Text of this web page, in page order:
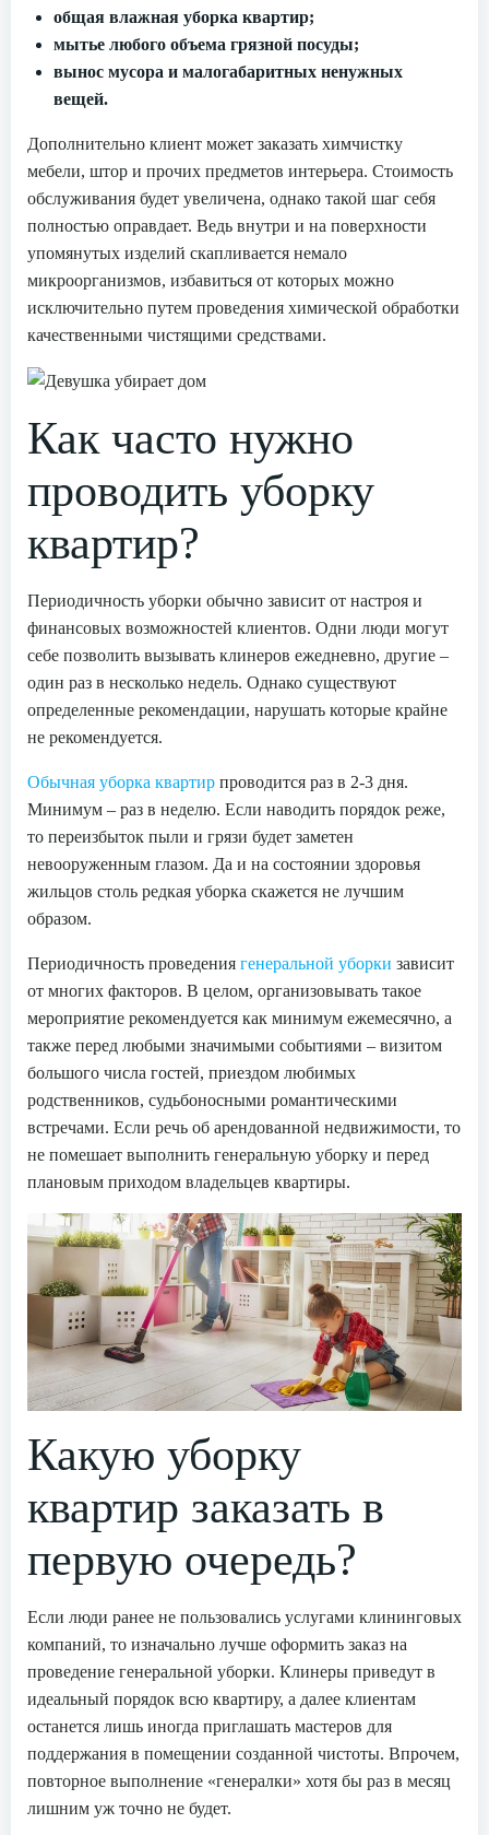
общая влажная уборка квартир;
мытье любого объема грязной посуды;
вынос мусора и малогабаритных ненужных
вещей.
Дополнительно клиент может заказать химчистку
мебели, штор и прочих предметов интерьера. Стоимость
обслуживания будет увеличена, однако такой шаг себя
полностью оправдает. Ведь внутри и на поверхности
упомянутых изделий скапливается немало
микроорганизмов, избавиться от которых можно
исключительно путем проведения химической обработки
качественными чистящими средствами.
Как часто нужно
проводить уборку
квартир?
Периодичность уборки обычно зависит от настроя и
финансовых возможностей клиентов. Одни люди могут
себе позволить вызывать клинеров ежедневно, другие –
один раз в несколько недель. Однако существуют
определенные рекомендации, нарушать которые крайне
не рекомендуется.
Обычная уборка квартир проводится раз в 2-3 дня.
Минимум – раз в неделю. Если наводить порядок реже,
то переизбыток пыли и грязи будет заметен
невооруженным глазом. Да и на состоянии здоровья
жильцов столь редкая уборка скажется не лучшим
образом.
Периодичность проведения генеральной уборки зависит
от многих факторов. В целом, организовывать такое
мероприятие рекомендуется как минимум ежемесячно, а
также перед любыми значимыми событиями – визитом
большого числа гостей, приездом любимых
родственников, судьбоносными романтическими
встречами. Если речь об арендованной недвижимости, то
не помешает выполнить генеральную уборку и перед
плановым приходом владельцев квартиры.
Какую уборку
квартир заказать в
первую очередь?
Если люди ранее не пользовались услугами клининговых
компаний, то изначально лучше оформить заказ на
проведение генеральной уборки. Клинеры приведут в
идеальный порядок всю квартиру, а далее клиентам
останется лишь иногда приглашать мастеров для
поддержания в помещении созданной чистоты. Впрочем,
повторное выполнение «генералки» хотя бы раз в месяц
лишним уж точно не будет.